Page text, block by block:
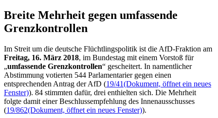
Breite Mehrheit gegen umfassende
Grenz­kontrollen
Im Streit um die deutsche Flüchtlingspolitik ist die AfD-Fraktion am
Freitag, 16. März 2018, im Bundestag mit einem Vorstoß für
„umfassende Grenzkontrollen“ gescheitert. In namentlicher
Abstimmung votierten 544 Parlamentarier gegen einen
entsprechenden Antrag der AfD (19/41(Dokument, öffnet ein neues
Fenster)). 84 stimmten dafür, drei enthielten sich. Die Mehrheit
folgte damit einer Beschlussempfehlung des Innenausschusses
(19/862(Dokument, öffnet ein neues Fenster)).